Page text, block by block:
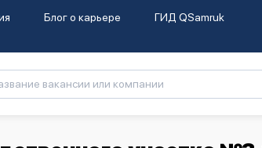
Блог о карьере ГИД QSamruk